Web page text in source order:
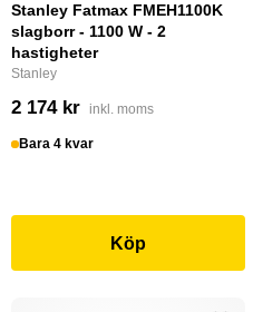
Stanley Fatmax FMEH1100K
slagborr - 1100 W - 2
hastigheter
Stanley
2 174 kr inkl. moms
Bara 4 kvar
Köp